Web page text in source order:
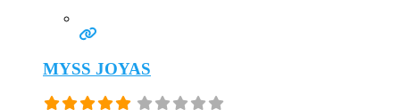
MYSS JOYAS